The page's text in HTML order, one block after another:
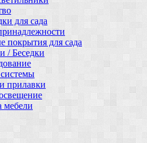
для сада
покрытия для сада
/ Беседки
прилавки
мебели